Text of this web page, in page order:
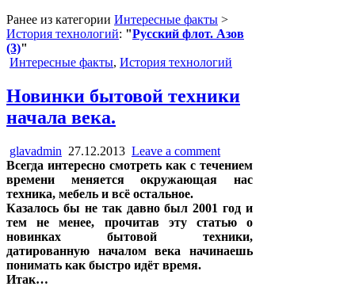
Ранее из категории Интересные факты >
История технологий: "Русский флот. Азов
(3)"
Posted
Интересные факты, История технологий
Новинки бытовой техники
начала века.
glavadmin 27.12.2013 Leave a comment
Всегда интересно смотреть как с течением
времени меняется окружающая нас
техника, мебель и всё остальное.
Казалось бы не так давно был 2001 год и
тем не менее, прочитав эту статью о
новинках бытовой техники,
датированную началом века начинаешь
понимать как быстро идёт время.
Итак…